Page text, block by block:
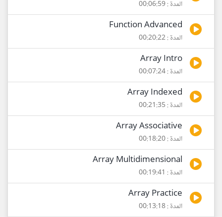
المدة : 00:06:59
Function Advanced
المدة : 00:20:22
Array Intro
المدة : 00:07:24
Array Indexed
المدة : 00:21:35
Array Associative
المدة : 00:18:20
Array Multidimensional
المدة : 00:19:41
Array Practice
المدة : 00:13:18